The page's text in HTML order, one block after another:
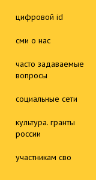
цифровой id
сми о нас
часто задаваемые
вопросы
социальные сети
культура. гранты
россии
участникам сво